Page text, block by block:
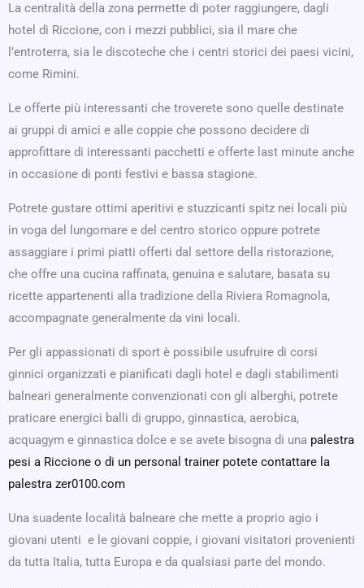
La centralità della zona permette di poter raggiungere, dagli
hotel di Riccione, con i mezzi pubblici, sia il mare che
l’entroterra, sia le discoteche che i centri storici dei paesi vicini,
come Rimini.
Le offerte più interessanti che troverete sono quelle destinate
ai gruppi di amici e alle coppie che possono decidere di
approfittare di interessanti pacchetti e offerte last minute anche
in occasione di ponti festivi e bassa stagione.
Potrete gustare ottimi aperitivi e stuzzicanti spitz nei locali più
in voga del lungomare e del centro storico oppure potrete
assaggiare i primi piatti offerti dal settore della ristorazione,
che offre una cucina raffinata, genuina e salutare, basata su
ricette appartenenti alla tradizione della Riviera Romagnola,
accompagnate generalmente da vini locali.
Per gli appassionati di sport è possibile usufruire di corsi
ginnici organizzati e pianificati dagli hotel e dagli stabilimenti
balneari generalmente convenzionati con gli alberghi, potrete
praticare energici balli di gruppo, ginnastica, aerobica,
acquagym e ginnastica dolce e se avete bisogna di una palestra
pesi a Riccione o di un personal trainer potete contattare la
palestra zer0100.com
Una suadente località balneare che mette a proprio agio i
giovani utenti e le giovani coppie, i giovani visitatori provenienti
da tutta Italia, tutta Europa e da qualsiasi parte del mondo.